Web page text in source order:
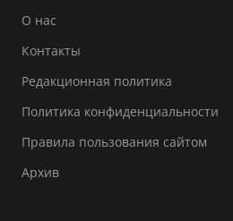
О нас
Контакты
Редакционная политика
Политика конфиденциальности
Правила пользования сайтом
Архив